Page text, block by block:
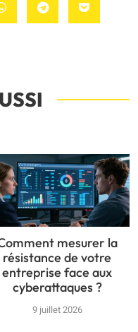
mesurer la
résistance de votre
entreprise face aux
cyberattaques ?
9 juillet 2026